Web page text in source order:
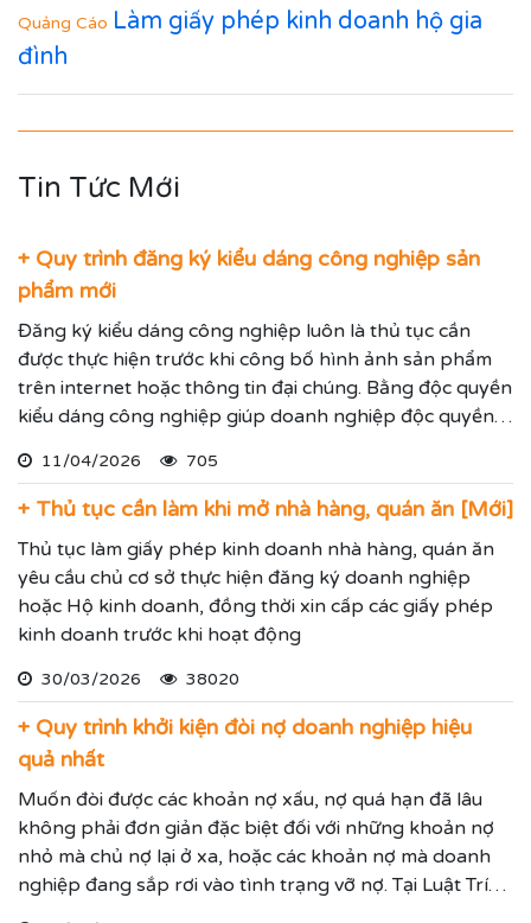
Quảng Cáo Làm giấy phép kinh doanh hộ gia
đình
Tin Tức Mới
+ Quy trình đăng ký kiểu dáng công nghiệp sản
phẩm mới
Đăng ký kiểu dáng công nghiệp luôn là thủ tục cần
được thực hiện trước khi công bố hình ảnh sản phẩm
trên internet hoặc thông tin đại chúng. Bằng độc quyền
kiểu dáng công nghiệp giúp doanh nghiệp độc quyền
hạn đến 15 năm.
11/04/2026 705
+ Thủ tục cần làm khi mở nhà hàng, quán ăn [Mới]
Thủ tục làm giấy phép kinh doanh nhà hàng, quán ăn
yêu cầu chủ cơ sở thực hiện đăng ký doanh nghiệp
hoặc Hộ kinh doanh, đồng thời xin cấp các giấy phép
kinh doanh trước khi hoạt động
30/03/2026 38020
+ Quy trình khởi kiện đòi nợ doanh nghiệp hiệu
quả nhất
Muốn đòi được các khoản nợ xấu, nợ quá hạn đã lâu
không phải đơn giản đặc biệt đối với những khoản nợ
nhỏ mà chủ nợ lại ở xa, hoặc các khoản nợ mà doanh
nghiệp đang sắp rơi vào tình trạng vỡ nợ. Tại Luật Trí